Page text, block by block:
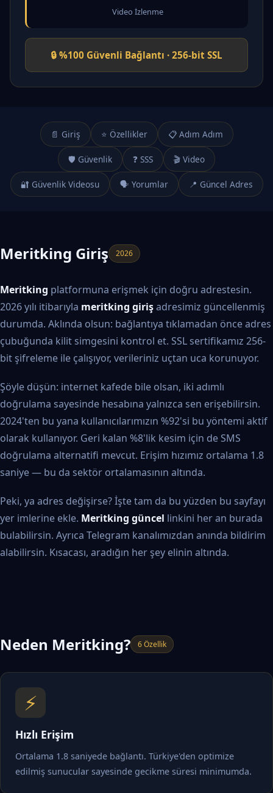
Video İzlenme
🔒 %100 Güvenli Bağlantı · 256-bit SSL
📄 Giriş ⭐ Özellikler 📋 Adım Adım
🛡️ Güvenlik ❓ SSS 🎬 Video
🔐 Güvenlik Videosu 🗣️ Yorumlar 📍 Güncel Adres
Meritking Giriş 2026
Meritking platformuna erişmek için doğru adrestesin.
2026 yılı itibarıyla meritking girişadresimiz güncellenmiş
durumda. Aklında olsun: bağlantıya tıklamadan önce adres
çubuğunda kilit simgesini kontrol et. SSL sertifikamız 256-
bit şifreleme ile çalışıyor, verileriniz uçtan uca korunuyor.
Şöyle düşün: internet kafede bile olsan, iki adımlı
doğrulama sayesinde hesabına yalnızca sen erişebilirsin.
2024'ten bu yana kullanıcılarımızın %92'si bu yöntemi aktif
olarak kullanıyor. Geri kalan %8'lik kesim için de SMS
doğrulama alternatifi mevcut. Erişim hızımız ortalama 1.8
saniye — bu da sektör ortalamasının altında.
Peki, ya adres değişirse? İşte tam da bu yüzden bu sayfayı
yer imlerine ekle. Meritking güncel linkini her an burada
bulabilirsin. Ayrıca Telegram kanalımızdan anında bildirim
alabilirsin. Kısacası, aradığın her şey elinin altında.
Neden Meritking? 6 Özellik
⚡
Hızlı Erişim
Ortalama 1.8 saniyede bağlantı. Türkiye'den optimize
edilmiş sunucular sayesinde gecikme süresi minimumda.